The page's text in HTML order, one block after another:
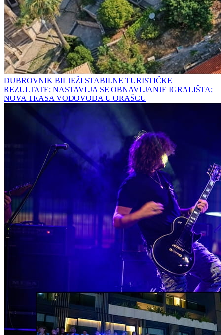
DUBROVNIK BILJEŽI STABILNE TURISTIČKE
REZULTATE; NASTAVLJA SE OBNAVLJANJE IGRALIŠTA;
NOVA TRASA VODOVODA U ORAŠCU